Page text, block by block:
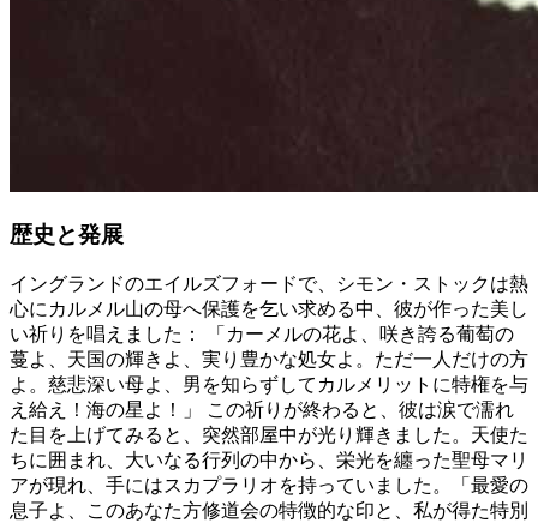
歴史と発展
イングランドのエイルズフォードで、シモン・ストックは熱
心にカルメル山の母へ保護を乞い求める中、彼が作った美し
い祈りを唱えました：
「カーメルの花よ、咲き誇る葡萄の
蔓よ、天国の輝きよ、実り豊かな処女よ。ただ一人だけの方
よ。慈悲深い母よ、男を知らずしてカルメリットに特権を与
え給え！海の星よ！」
この祈りが終わると、彼は涙で濡れ
た目を上げてみると、突然部屋中が光り輝きました。天使た
ちに囲まれ、大いなる行列の中から、栄光を纏った聖母マリ
アが現れ、手にはスカプラリオを持っていました。「最愛の
息子よ、このあなた方修道会の特徴的な印と、私が得た特別